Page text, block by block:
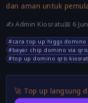
dan aman untuk
✍️ Admin Kiosratu📅 6
#cara top up higgs domino
#bayar chip domino via qris
#top up domino qris
🚀 Top up langsung